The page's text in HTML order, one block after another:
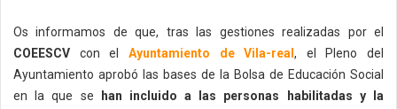
Os informamos de que, tras las gestiones realizadas por el
COEESCV con el Ayuntamiento de Vila-real, el Pleno del
Ayuntamiento aprobó las bases de la Bolsa de Educación Social
en la que se
han incluido a las personas habilitadas y la